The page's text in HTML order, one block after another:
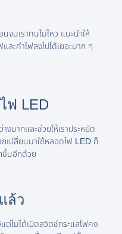
จนเราทนไม่ไหว แนะนำให้
ะค่าไฟลงไปได้เยอะมาก ๆ
ฟ LED
งมากและช่วยให้เราประหยัด
เปลี่ยนมาใช้หลอดไฟ LED ก็
ขึ้นอีกด้วย
ล้ว
ต่ไม่ได้เปิดสวิตช์กระแสไฟคง